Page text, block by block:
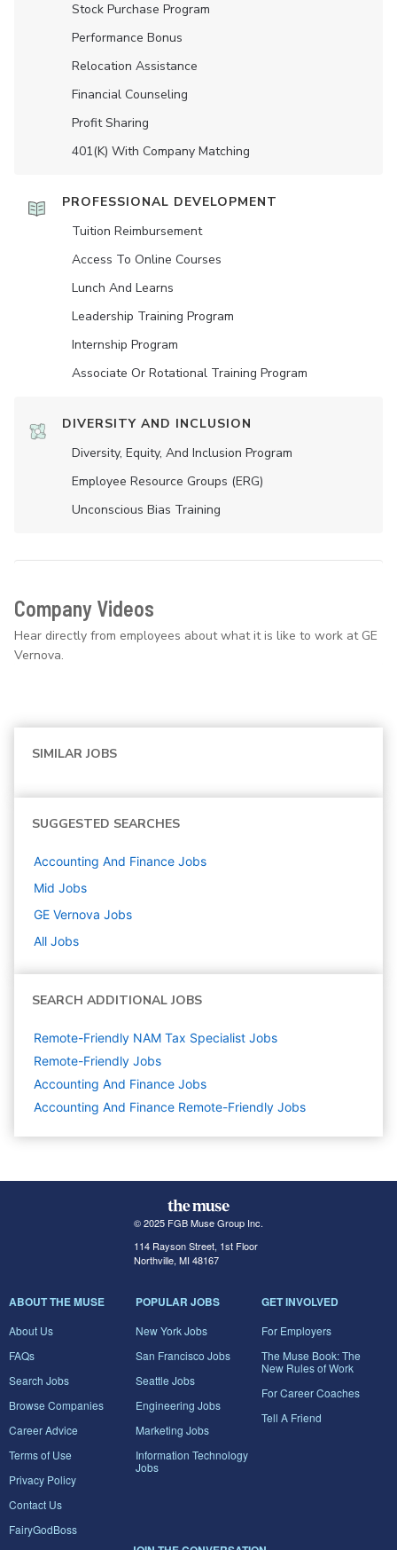
Stock Purchase Program
Performance Bonus
Relocation Assistance
Financial Counseling
Profit Sharing
401(K) With Company Matching
PROFESSIONAL DEVELOPMENT
Tuition Reimbursement
Access To Online Courses
Lunch And Learns
Leadership Training Program
Internship Program
Associate Or Rotational Training Program
DIVERSITY AND INCLUSION
Diversity, Equity, And Inclusion Program
Employee Resource Groups (ERG)
Unconscious Bias Training
Company Videos
Hear directly from employees about what it is like to work at GE
Vernova.
SIMILAR JOBS
SUGGESTED SEARCHES
Accounting And Finance Jobs
Mid Jobs
GE Vernova Jobs
All Jobs
SEARCH ADDITIONAL JOBS
Remote-Friendly NAM Tax Specialist Jobs
Remote-Friendly Jobs
Accounting And Finance Jobs
Accounting And Finance Remote-Friendly Jobs
© 2025 FGB Muse Group Inc.
114 Rayson Street, 1st Floor
Northville, MI 48167
ABOUT THE MUSE
About Us
FAQs
Search Jobs
Browse Companies
Career Advice
Terms of Use
Privacy Policy
Contact Us
FairyGodBoss
POPULAR JOBS
New York Jobs
San Francisco Jobs
Seattle Jobs
Engineering Jobs
Marketing Jobs
Information Technology
Jobs
GET INVOLVED
For Employers
The Muse Book: The
New Rules of Work
For Career Coaches
Tell A Friend